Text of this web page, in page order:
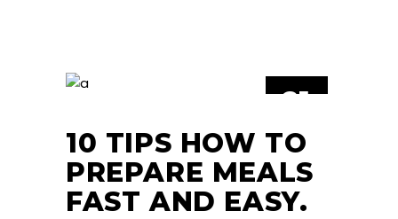
21
10 TIPS HOW TO
PREPARE MEALS
FAST AND EASY.